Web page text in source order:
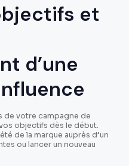
et
d’une
de votre campagne de
objectifs dès le début.
de la marque auprès d’un
ou lancer un nouveau